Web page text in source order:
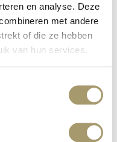
en analyse. Deze
met andere
of die ze hebben
van hun services.
IN QUALITY